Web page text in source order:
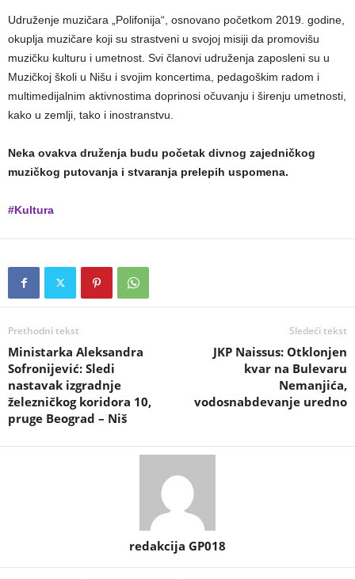
Udruženje muzičara „Polifonija“, osnovano početkom 2019. godine,
okuplja muzičare koji su strastveni u svojoj misiji da promovišu
muzičku kulturu i umetnost. Svi članovi udruženja zaposleni su u
Muzičkoj školi u Nišu i svojim koncertima, pedagoškim radom i
multimedijalnim aktivnostima doprinosi očuvanju i širenju umetnosti,
kako u zemlji, tako i inostranstvu.
Neka ovakva druženja budu početak divnog zajedničkog
muzičkog putovanja i stvaranja prelepih uspomena.
#Kultura
Prethodni tekst
Ministarka Aleksandra
Sofronijević: Sledi
nastavak izgradnje
železničkog koridora 10,
pruge Beograd – Niš
Sledeći tekst
JKP Naissus: Otklonjen
kvar na Bulevaru
Nemanjića,
vodosnabdevanje uredno
redakcija GP018